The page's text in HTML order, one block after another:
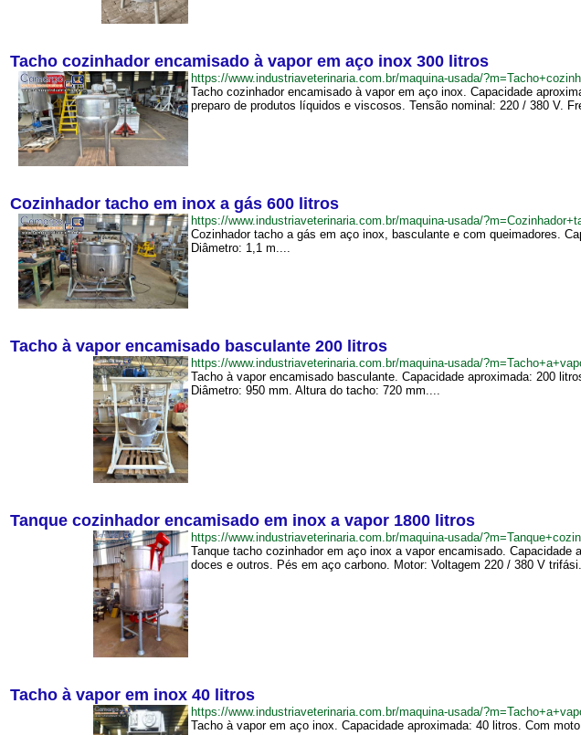
Tacho cozinhador encamisado à vapor em aço inox 300 litros
https://www.industriaveterinaria.com.br/maquina-usada/
Tacho cozinhador encamisado à vapor em aço inox. Capacidade
preparo de produtos líquidos e viscosos. Tensão nominal: 220 / 380 V.
Cozinhador tacho em inox a gás 600 litros
https://www.industriaveterinaria.com.br/maquina-usada/
Cozinhador tacho a gás em aço inox, basculante e com queimadores.
Diâmetro: 1,1 m....
Tacho à vapor encamisado basculante 200 litros
https://www.industriaveterinaria.com.br/maquina-usada/
Tacho à vapor encamisado basculante. Capacidade aproximada: 200
Diâmetro: 950 mm. Altura do tacho: 720 mm....
Tanque cozinhador encamisado em inox a vapor 1800 litros
https://www.industriaveterinaria.com.br/maquina-usada/
Tanque tacho cozinhador em aço inox a vapor encamisado.
doces e outros. Pés em aço carbono. Motor: Voltagem 220 / 380 V
Tacho à vapor em inox 40 litros
https://www.industriaveterinaria.com.br/maquina-usada/
Tacho à vapor em aço inox. Capacidade aproximada: 40 litros. Com